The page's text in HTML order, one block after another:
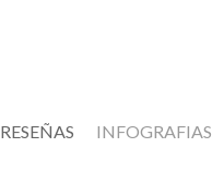
RESEÑAS INFOGRAFIAS